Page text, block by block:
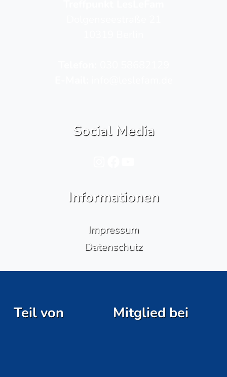
Social Media
Informationen
Impressum
Datenschutz
Teil von Mitglied bei